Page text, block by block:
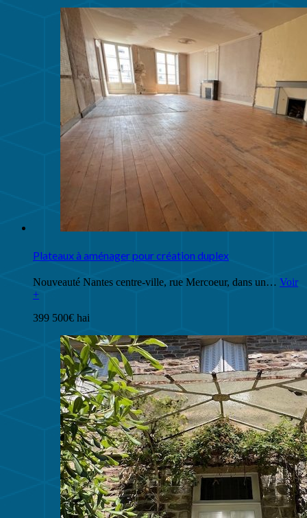
Plateaux à aménager pour création duplex
Nouveauté Nantes centre-ville, rue Mercoeur, dans un… Voir
+
399 500€ hai